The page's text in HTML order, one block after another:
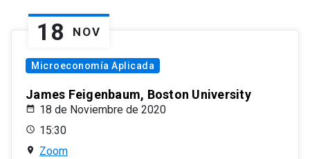
18 NOV
Microeconomía Aplicada
James Feigenbaum, Boston University
18 de Noviembre de 2020
15:30
Zoom